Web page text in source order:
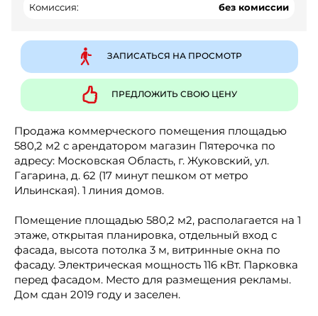
Комиссия: без комиссии
ЗАПИСАТЬСЯ НА ПРОСМОТР
ПРЕДЛОЖИТЬ СВОЮ ЦЕНУ
Продажа коммерческого помещения площадью
580,2 м2 с арендатором магазин Пятерочка по
адресу: Московская Область, г. Жуковский, ул.
Гагарина, д. 62 (17 минут пешком от метро
Ильинская). 1 линия домов.
Помещение площадью 580,2 м2, располагается на 1
этаже, открытая планировка, отдельный вход с
фасада, высота потолка 3 м, витринные окна по
фасаду. Электрическая мощность 116 кВт. Парковка
перед фасадом. Место для размещения рекламы.
Дом сдан 2019 году и заселен.